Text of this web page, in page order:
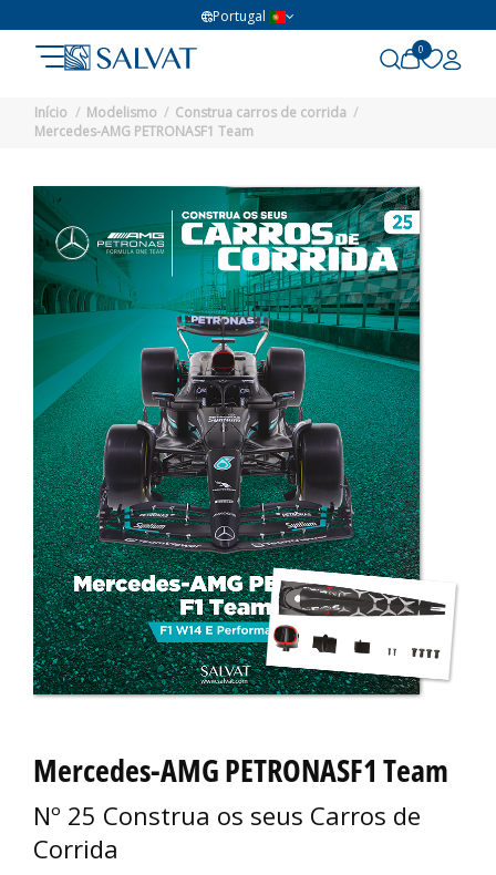
Portugal
0
Início Modelismo
Construa carros de corrida
Mercedes-AMG PETRONASF1 Team
Mercedes-AMG PETRONASF1 Team
Nº 25 Construa os seus Carros de
Corrida